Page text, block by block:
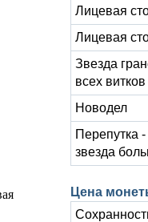
Лицевая
Лицевая
Звезда
всех
Новодел
Перепутка
звезда
Цена